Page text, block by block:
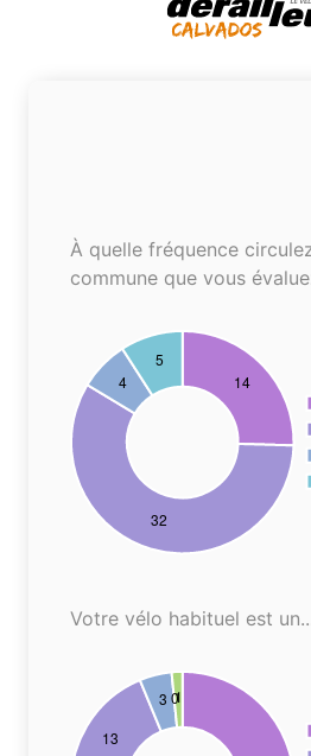
À quelle fréquence
commune que vous
Votre vélo habituel est